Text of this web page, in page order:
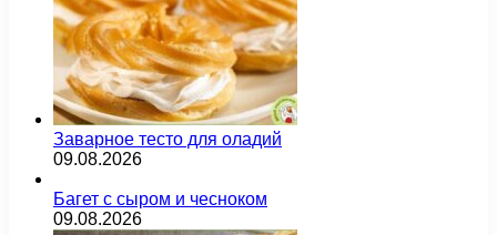
Заварное тесто для оладий
09.08.2026
Багет с сыром и чесноком
09.08.2026